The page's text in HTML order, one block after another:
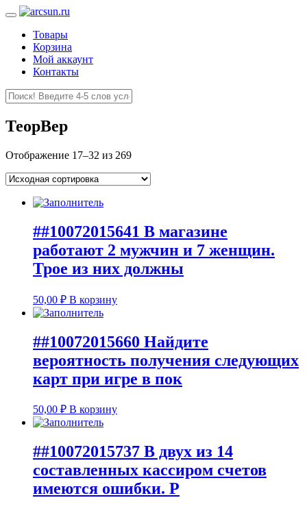
Товары
Корзина
Мой аккаунт
Контакты
ТеорВер
Отображение 17–32 из 269
##10072015641 В магазине
работают 2 мужчин и 7 женщин.
Трое из них должны
50,00 ₽ В корзину
##10072015660 Найдите
вероятность получения следующих
карт при игре в пок
50,00 ₽ В корзину
##10072015737 В двух из 14
составленных кассиром счетов
имеются ошибки. Р